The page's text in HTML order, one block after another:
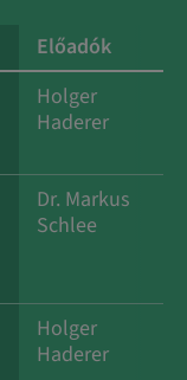
Előadók
Holger
Haderer
Dr. Markus
Schlee
Holger
Haderer